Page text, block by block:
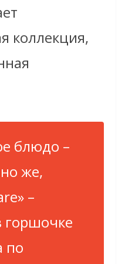
коллекция,
блюдо –
же,
–
горшочке
по